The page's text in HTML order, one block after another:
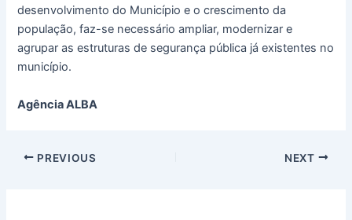
desenvolvimento do Município e o crescimento da
população, faz-se necessário ampliar, modernizar e
agrupar as estruturas de segurança pública já existentes no
município.
Agência ALBA
PREVIOUS NEXT